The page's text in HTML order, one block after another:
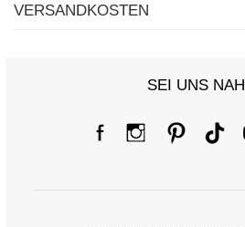
VERSANDKOSTEN
SEI UNS NAH